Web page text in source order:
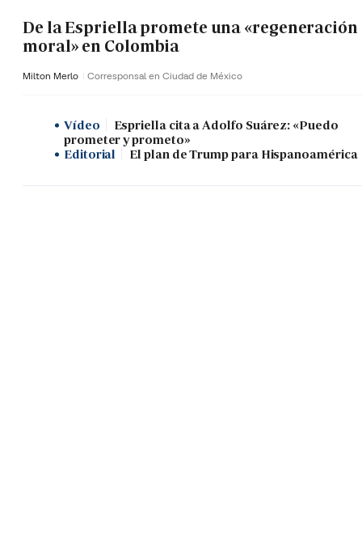
De la Espriella promete una «regeneración
moral» en Colombia
Milton Merlo Corresponsal en Ciudad de México
Vídeo
Espriella cita a Adolfo Suárez: «Puedo
prometer y prometo»
Editorial
El plan de Trump para Hispanoamérica